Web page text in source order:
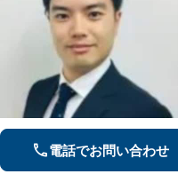
電話でお問い合わせ